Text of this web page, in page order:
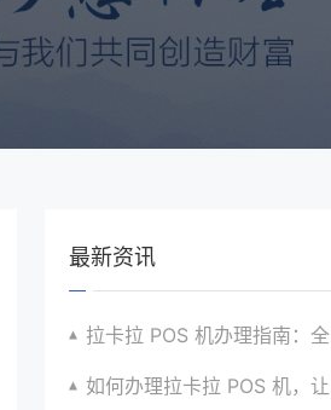
最新资讯
拉卡拉 POS 机办理指南：全流程解析与建议汇总
如何办理拉卡拉 POS 机，让生意更顺畅？看过来